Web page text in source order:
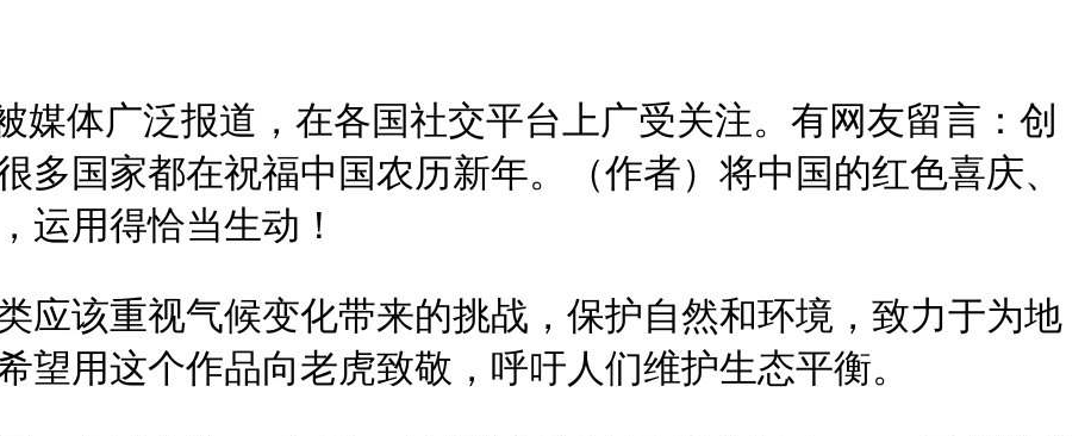
媒体广泛报道，在各国社交平台上广受关注。有网友留言：创
多国家都在祝福中国农历新年。（作者）将中国的红色喜庆、
运用得恰当生动！
应该重视气候变化带来的挑战，保护自然和环境，致力于为地
望用这个作品向老虎致敬，呼吁人们维护生态平衡。